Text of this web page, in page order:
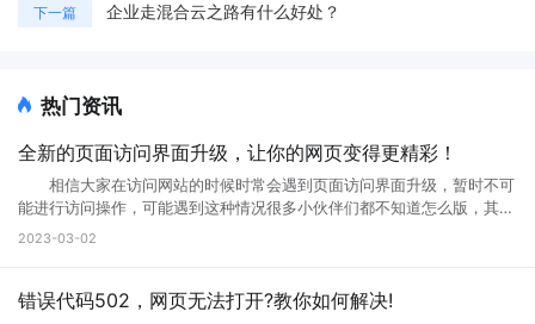
下一篇 企业走混合云之路有什么好处？
热门资讯
全新的页面访问界面升级，让你的网页变得更精彩！
相信大家在访问网站的时候时常会遇到页面访问界面升级，暂时不可
能进行访问操作，可能遇到这种情况很多小伙伴们都不知道怎么版，其实
互联网网页在正常使用过程中是不会出现这种问题的。那么如果遇到页面
问页面，就是用户们正在访问的网页正在进行升级，暂时不可能进行访问
2023-03-02
错误代码502，网页无法打开?教你如何解决!